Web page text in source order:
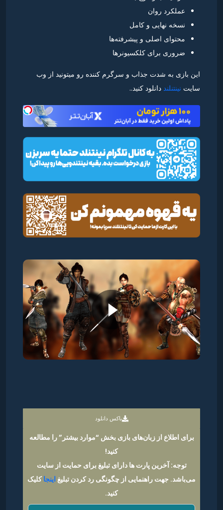
عملکرد روان
نسخه نهایی و کامل
محتوای اصلی و پیشرفته‌ها
ضروری برای کلکسیونرها
این بازی به شدت جذاب و سرگرم کننده رو میتونید از وب
سایت نینتنلند دانلود کنید..
باکس دانلود
برای اطلاع از زبان‌های بازی بخش “موارد بیشتر” را مطالعه
کنید!
توجه: آخرین پارت ها دارای تبلیغ برای حمایت از سایت
می‌باشد. جهت راهنمایی از چگونگی رد کردن تبلیغ اینجاکلیک
کنید.